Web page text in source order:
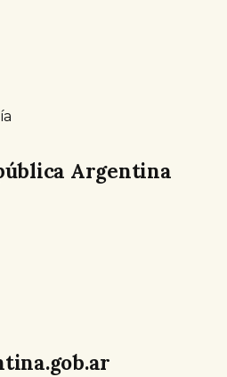
Argentina